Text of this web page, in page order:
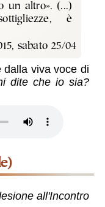
un altro». (...)
è
sabato 25/04
dallaviva voce di
dite che io sia?
all'Incontro